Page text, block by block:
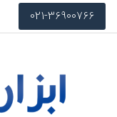
021-36900766